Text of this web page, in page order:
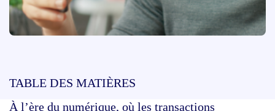
TABLE DES MATIÈRES
À l’ère du numérique, où les transactions